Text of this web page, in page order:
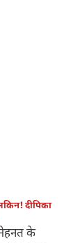
दीपिका
के